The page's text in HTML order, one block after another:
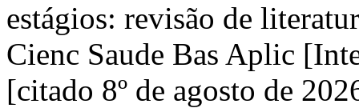
estágios: revisão de
Cienc Saude Bas Aplic
[citado 8º de agosto de